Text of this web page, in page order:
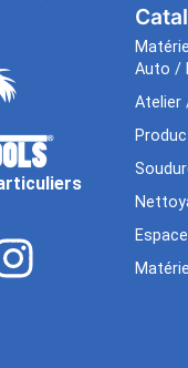
Auto /
Atelier